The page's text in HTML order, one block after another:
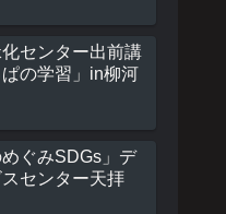
センター出前講
の学習」in柳河
めぐみSDGs」デ
センター天拝